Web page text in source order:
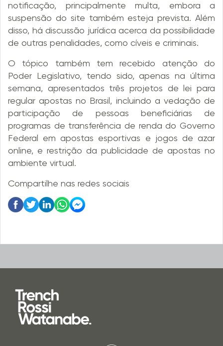
notificação, principalmente multa, embora a
suspensão do site também esteja prevista. Além
disso, há discussão jurídica acerca da possibilidade
de outras penalidades, como cíveis e criminais.
O tópico também tem recebido atenção do
Poder Legislativo, tendo sido, apenas na última
semana, apresentados três projetos de lei para
regular apostas no Brasil, incluindo a vedação de
participação de pessoas beneficiárias de
programas de transferência de renda do Governo
Federal em apostas esportivas e jogos de azar
online, e restrição da publicidade de apostas no
ambiente virtual.
Compartilhe nas redes sociais